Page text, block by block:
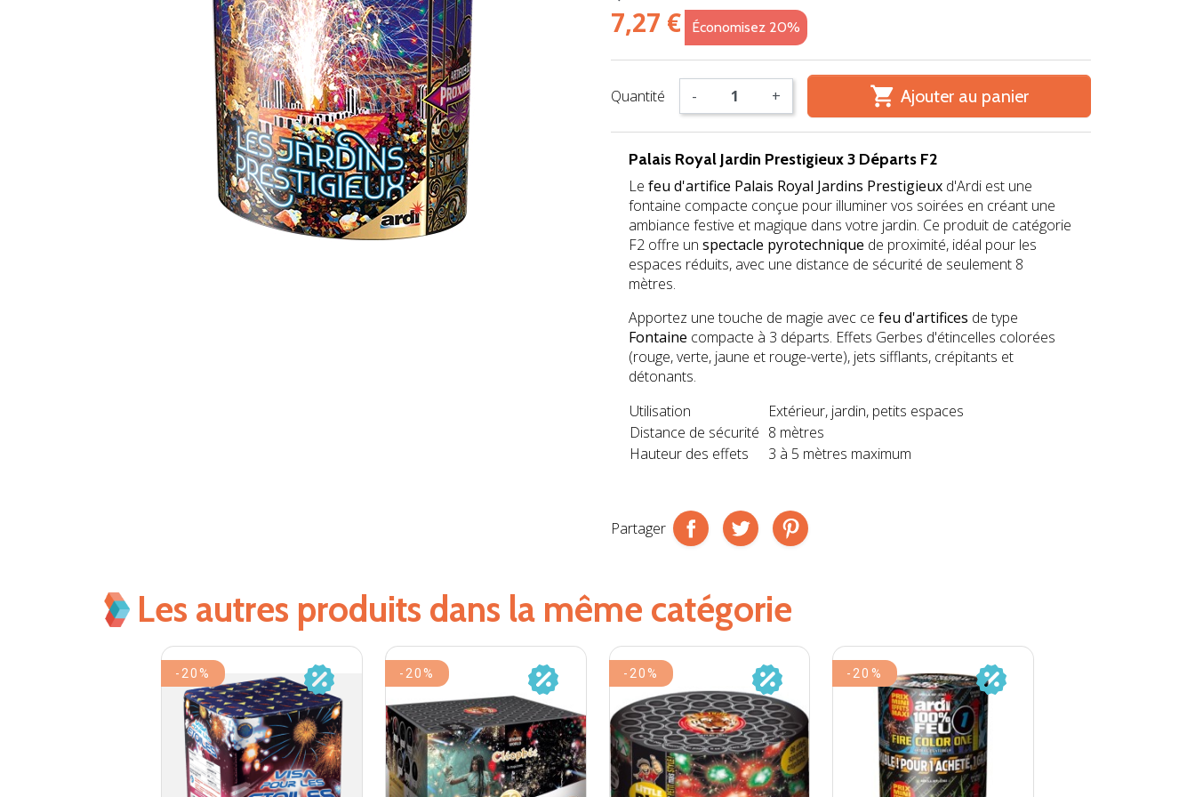
7,27 € Économisez 20%
Quantité - +  Ajouter au panier
Palais Royal Jardin Prestigieux 3 Départs F2
Le feu d'artifice Palais Royal Jardins Prestigieux d'Ardi est une
fontaine compacte conçue pour illuminer vos soirées en créant une
ambiance festive et magique dans votre jardin. Ce produit de catégorie
F2 offre un spectacle pyrotechnique de proximité, idéal pour les
espaces réduits, avec une distance de sécurité de seulement 8
mètres.
Apportez une touche de magie avec ce feu d'artifices de type
Fontaine compacte à 3 départs. Effets Gerbes d'étincelles colorées
(rouge, verte, jaune et rouge-verte), jets sifflants, crépitants et
détonants.
Utilisation
Extérieur, jardin, petits espaces
Distance de sécurité 8 mètres
Hauteur des effets
3 à 5 mètres maximum
Partager
Les autres produits dans la même catégorie
-20% -20% -20% -20%